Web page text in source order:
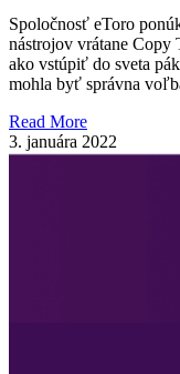
Spoločnosť eToro
nástrojov vrátane Copy
ako vstúpiť do sveta
mohla byť správna
Read More
3. januára 2022